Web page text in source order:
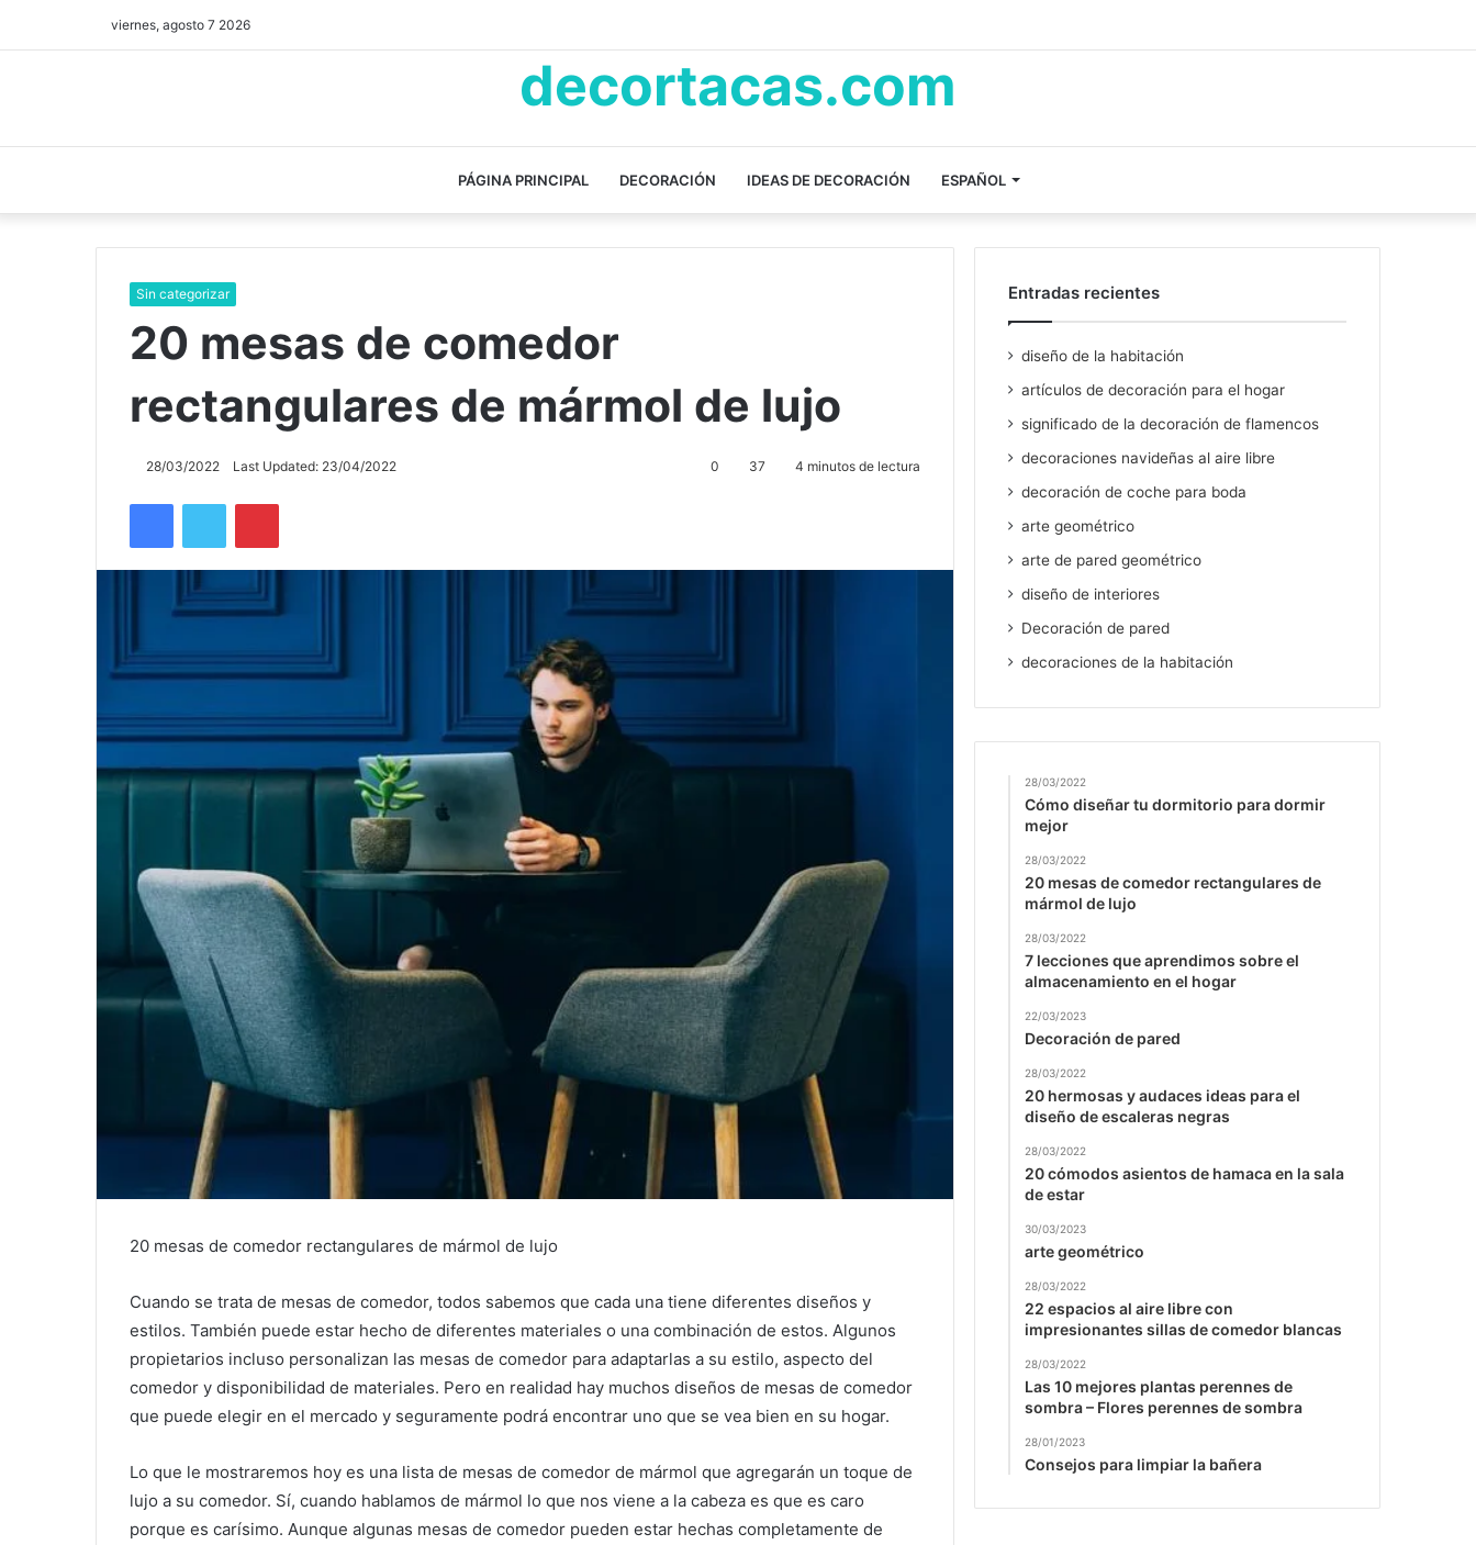
viernes, agosto 7 2026
decortacas.com
PÁGINA PRINCIPAL DECORACIÓN IDEAS DE DECORACIÓN ESPAÑOL
Sin categorizar
20 mesas de comedor
rectangulares de mármol de lujo
28/03/2022 Last Updated: 23/04/2022 0 37 4 minutos de lectura
20 mesas de comedor rectangulares de mármol de lujo
Cuando se trata de mesas de comedor, todos sabemos que cada una tiene diferentes diseños y
estilos. También puede estar hecho de diferentes materiales o una combinación de estos. Algunos
propietarios incluso personalizan las mesas de comedor para adaptarlas a su estilo, aspecto del
comedor y disponibilidad de materiales. Pero en realidad hay muchos diseños de mesas de comedor
que puede elegir en el mercado y seguramente podrá encontrar uno que se vea bien en su hogar.
Lo que le mostraremos hoy es una lista de mesas de comedor de mármol que agregarán un toque de
lujo a su comedor. Sí, cuando hablamos de mármol lo que nos viene a la cabeza es que es caro
porque es carísimo. Aunque algunas mesas de comedor pueden estar hechas completamente de
Entradas recientes
diseño de la habitación
artículos de decoración para el hogar
significado de la decoración de flamencos
decoraciones navideñas al aire libre
decoración de coche para boda
arte geométrico
arte de pared geométrico
diseño de interiores
Decoración de pared
decoraciones de la habitación
28/03/2022
Cómo diseñar tu dormitorio para dormir
mejor
28/03/2022
20 mesas de comedor rectangulares de
mármol de lujo
28/03/2022
7 lecciones que aprendimos sobre el
almacenamiento en el hogar
22/03/2023
Decoración de pared
28/03/2022
20 hermosas y audaces ideas para el
diseño de escaleras negras
28/03/2022
20 cómodos asientos de hamaca en la sala
de estar
30/03/2023
arte geométrico
28/03/2022
22 espacios al aire libre con
impresionantes sillas de comedor blancas
28/03/2022
Las 10 mejores plantas perennes de
sombra – Flores perennes de sombra
28/01/2023
Consejos para limpiar la bañera